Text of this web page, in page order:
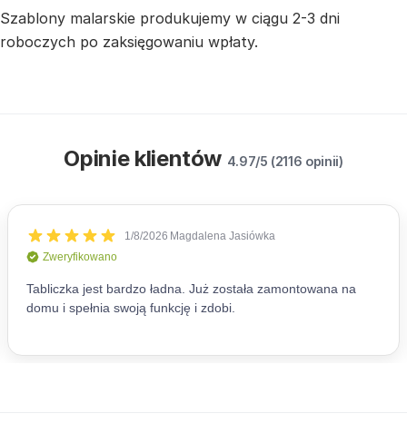
Szablony malarskie produkujemy w ciągu 2-3 dni
roboczych po zaksięgowaniu wpłaty.
Opinie klientów 4.97/5 (2116 opinii)